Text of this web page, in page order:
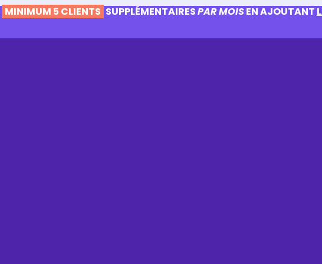
MINIMUM 5 CLIENTS SUPPLÉMENTAIRESPAR MOISEN AJOUTANT